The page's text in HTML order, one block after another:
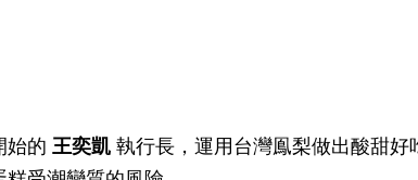
始的 王奕凱 執行長，運用台灣鳯梨做出酸甜好